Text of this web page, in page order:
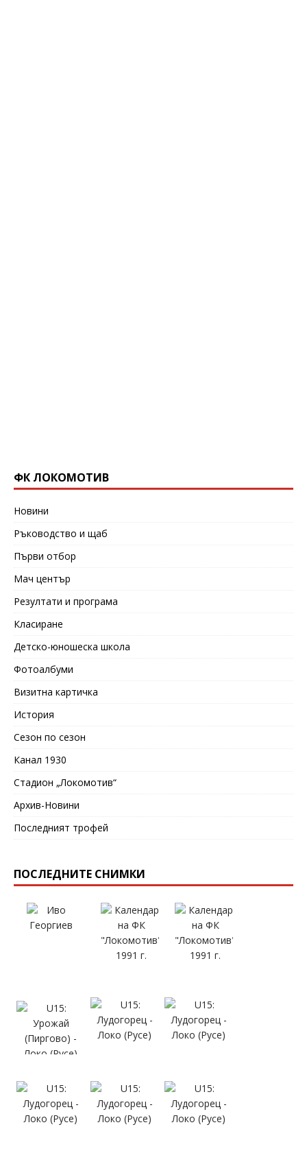
ФК ЛОКОМОТИВ
Новини
Ръководство и щаб
Първи отбор
Мач център
Резултати и програма
Класиране
Детско-юношеска школа
Фотоалбуми
Визитна картичка
История
Сезон по сезон
Канал 1930
Стадион „Локомотив“
Архив-Новини
Последният трофей
ПОСЛЕДНИТЕ СНИМКИ